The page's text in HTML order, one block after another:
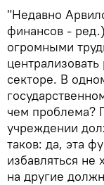
"Недавно
финансов -
огромными
секторе. В
чем проблема?
учреждении
таков: да, эта
избавляться не
на другие